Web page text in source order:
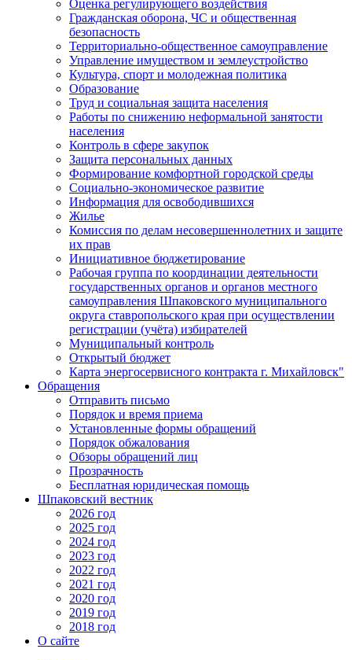
Оценка регулирующего воздействия
Гражданская оборона, ЧС и общественная
безопасность
Территориально-общественное самоуправление
Управление имуществом и землеустройство
Культура, спорт и молодежная политика
Образование
Труд и социальная защита населения
Работы по снижению неформальной занятости
населения
Контроль в сфере закупок
Защита персональных данных
Формирование комфортной городской среды
Социально-экономическое развитие
Информация для освободившихся
Жилье
Комиссия по делам несовершеннолетних и защите
их прав
Инициативное бюджетирование
Рабочая группа по координации деятельности
государственных органов и органов местного
самоуправления Шпаковского муниципального
округа ставропольского края при осуществлении
регистрации (учёта) избирателей
Муниципальный контроль
Открытый бюджет
Карта энергосервисного контракта г. Михайловск"
Обращения
Отправить письмо
Порядок и время приема
Установленные формы обращений
Порядок обжалования
Обзоры обращений лиц
Прозрачность
Бесплатная юридическая помощь
Шпаковский вестник
2026 год
2025 год
2024 год
2023 год
2022 год
2021 год
2020 год
2019 год
2018 год
О сайте